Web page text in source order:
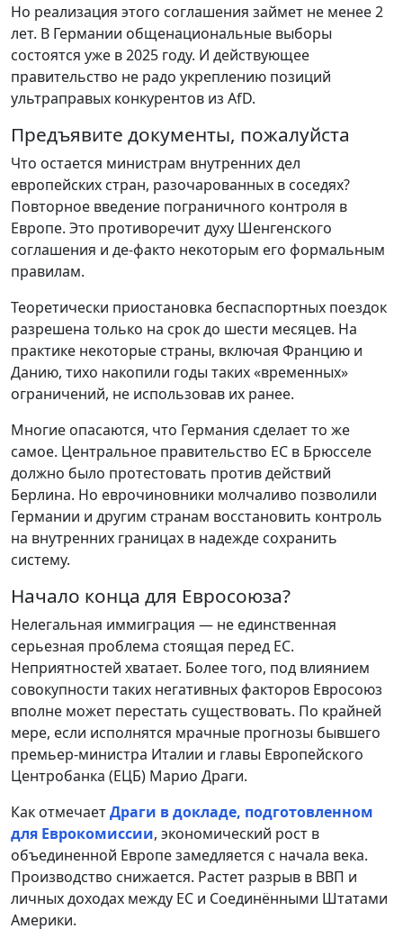
Но реализация этого соглашения займет не менее 2
лет. В Германии общенациональные выборы
состоятся уже в 2025 году. И действующее
правительство не радо укреплению позиций
ультраправых конкурентов из AfD.
Предъявите документы, пожалуйста
Что остается министрам внутренних дел
европейских стран, разочарованных в соседях?
Повторное введение пограничного контроля в
Европе. Это противоречит духу Шенгенского
соглашения и де-факто некоторым его формальным
правилам.
Теоретически приостановка беспаспортных поездок
разрешена только на срок до шести месяцев. На
практике некоторые страны, включая Францию и
Данию, тихо накопили годы таких «временных»
ограничений, не использовав их ранее.
Многие опасаются, что Германия сделает то же
самое. Центральное правительство ЕС в Брюсселе
должно было протестовать против действий
Берлина. Но еврочиновники молчаливо позволили
Германии и другим странам восстановить контроль
на внутренних границах в надежде сохранить
систему.
Начало конца для Евросоюза?
Нелегальная иммиграция — не единственная
серьезная проблема стоящая перед ЕС.
Неприятностей хватает. Более того, под влиянием
совокупности таких негативных факторов Евросоюз
вполне может перестать существовать. По крайней
мере, если исполнятся мрачные прогнозы бывшего
премьер-министра Италии и главы Европейского
Центробанка (ЕЦБ) Марио Драги.
Как отмечаетДраги в докладе, подготовленном
для Еврокомиссии, экономический рост в
объединенной Европе замедляется с начала века.
Производство снижается. Растет разрыв в ВВП и
личных доходах между ЕС и Соединёнными Штатами
Америки.